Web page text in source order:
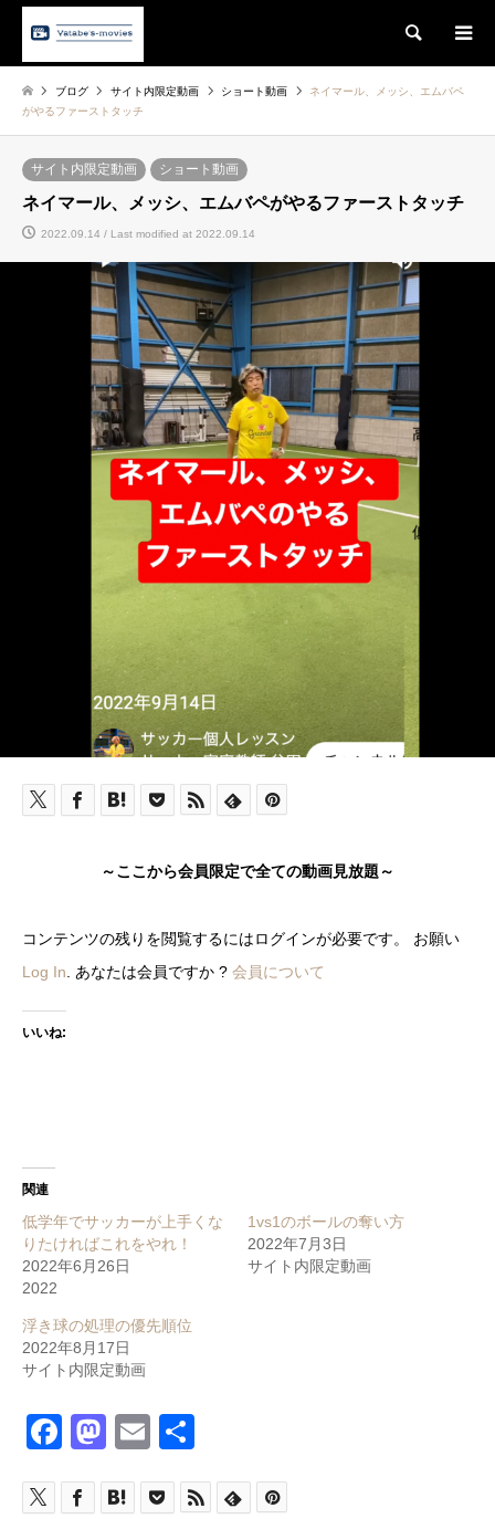
Search
ブログ サイト内限定動画 ショート動画
ネイマール、メッシ、エムバペ
がやるファーストタッチ
サイト内限定動画 ショート動画
ネイマール、メッシ、エムバペがやるファーストタッチ
2022.09.14 / Last modified at 2022.09.14
～ここから会員限定で全ての動画見放題～
コンテンツの残りを閲覧するにはログインが必要です。 お願い
Log In . あなたは会員ですか ? 会員について
いいね:
関連
低学年でサッカーが上手くな
りたければこれをやれ！
2022年6月26日
2022
1vs1のボールの奪い方
2022年7月3日
サイト内限定動画
浮き球の処理の優先順位
2022年8月17日
サイト内限定動画
Facebook
Mastodon
Email